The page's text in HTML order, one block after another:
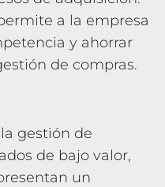
a la empresa
y ahorrar
de compras.
gestión de
de bajo valor,
un